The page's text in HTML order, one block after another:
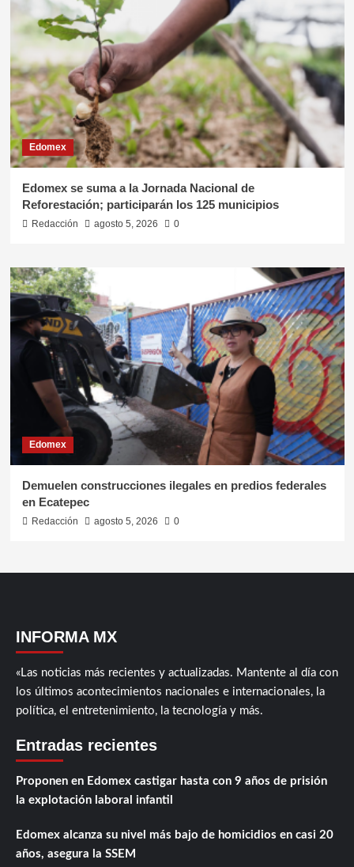
Edomex
Edomex se suma a la Jornada Nacional de
Reforestación; participarán los 125 municipios
Redacción agosto 5, 2026 0
Edomex
Demuelen construcciones ilegales en predios federales
en Ecatepec
Redacción agosto 5, 2026 0
INFORMA MX
«Las noticias más recientes y actualizadas. Mantente al día con
los últimos acontecimientos nacionales e internacionales, la
política, el entretenimiento, la tecnología y más.
Entradas recientes
Proponen en Edomex castigar hasta con 9 años de prisión
la explotación laboral infantil
Edomex alcanza su nivel más bajo de homicidios en casi 20
años, asegura la SSEM